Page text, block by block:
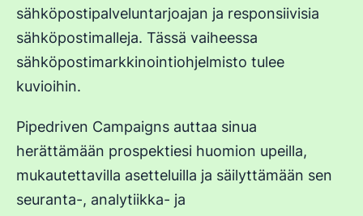
sähköpostipalveluntarjoajan ja responsiivisia
sähköpostimalleja. Tässä vaiheessa
sähköpostimarkkinointiohjelmisto tulee
kuvioihin.
Pipedriven Campaigns auttaa sinua
herättämään prospektiesi huomion upeilla,
mukautettavilla asetteluilla ja säilyttämään sen
seuranta-, analytiikka- ja